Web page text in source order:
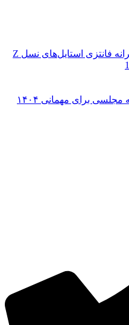
جدیدترین مدل‌های کراپ دخترانه فانتزی استایل‌های نسل Z
برای مهمانی ۱۴۰۴